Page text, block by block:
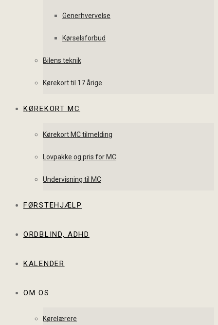
Generhvervelse
Kørselsforbud
Bilens teknik
Kørekort til 17 årige
KØREKORT MC
Kørekort MC tilmelding
Lovpakke og pris for MC
Undervisning til MC
FØRSTEHJÆLP
ORDBLIND, ADHD
KALENDER
OM OS
Kørelærere